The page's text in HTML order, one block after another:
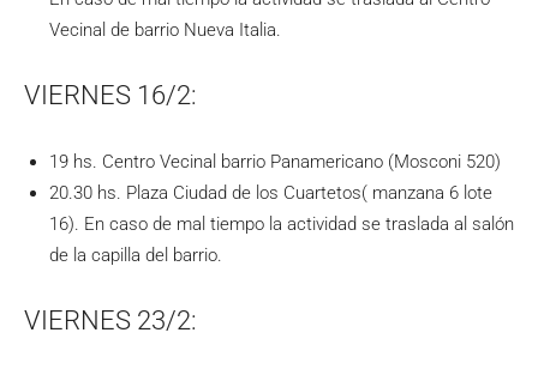
Vecinal de barrio Nueva Italia.
VIERNES 16/2:
19 hs. Centro Vecinal barrio Panamericano (Mosconi 520)
20.30 hs. Plaza Ciudad de los Cuartetos( manzana 6 lote
16). En caso de mal tiempo la actividad se traslada al salón
de la capilla del barrio.
VIERNES 23/2: